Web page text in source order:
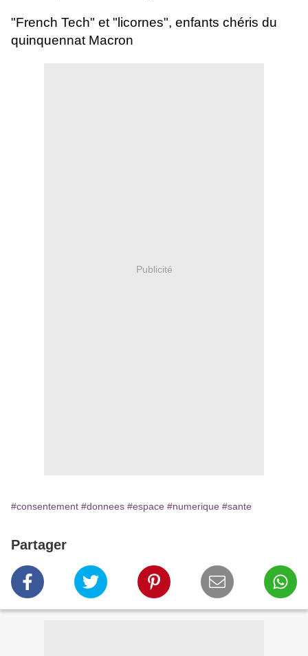
"French Tech" et "licornes", enfants chéris du
quinquennat Macron
Publicité
#consentement #donnees #espace #numerique #sante
Partager